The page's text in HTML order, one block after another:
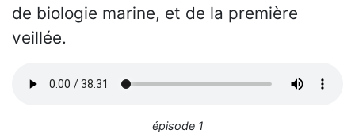
de biologie marine, et de la première
veillée.
épisode 1